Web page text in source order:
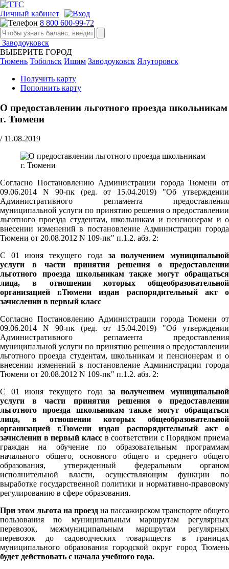
Личный кабинет
8 800 600-99-72
Заводоуковск
ВЫБЕРИТЕ ГОРОД
Тюмень Тобольск Ишим Заводоуковск Ялуторовск
Получить карту
Пополнить карту
О предоставлении льготного проезда школьникам
г. Тюмени
/ 11.08.2019
Согласно Постановлению Администрации города Тюмени от
09.06.2014 N 90-пк (ред. от 15.04.2019) "Об утверждении
Административного регламента предоставления
муниципальной услуги по принятию решения о предоставлении
льготного проезда студентам, школьникам и пенсионерам и о
внесении изменений в постановление Администрации города
Тюмени от 20.08.2012 N 109-пк" п.1.2. абз. 2:
С 01 июня текущего года за получением муниципальной
услуги в части принятия решения о предоставлении
льготного проезда школьникам также могут обращаться
лица, в отношении которых общеобразовательной
организацией г.Тюмени издан распорядительный акт о
зачислении в первый класс
Согласно Постановлению Администрации города Тюмени от
09.06.2014 N 90-пк (ред. от 15.04.2019) "Об утверждении
Административного регламента предоставления
муниципальной услуги по принятию решения о предоставлении
льготного проезда студентам, школьникам и пенсионерам и о
внесении изменений в постановление Администрации города
Тюмени от 20.08.2012 N 109-пк" п.1.2. абз. 2:
С 01 июня текущего года за получением муниципальной
услуги в части принятия решения о предоставлении
льготного проезда школьникам также могут обращаться
лица, в отношении которых общеобразовательной
организацией г.Тюмени издан распорядительный акт о
зачислении в первый классв соответствии с Порядком приема
граждан на обучение по образовательным программам
начального общего, основного общего и среднего общего
образования, утвержденный федеральным органом
исполнительной власти, осуществляющим функции по
выработке государственной политики и нормативно-правовому
регулированию в сфере образования.
При этом льгота на проезд на пассажирском транспорте общего
пользования по муниципальным маршрутам регулярных
перевозок, межмуниципальным маршрутам регулярных
перевозок до садоводческих товариществ в границах
муниципального образования городской округ город Тюмень
будет действовать с начала учебного года.